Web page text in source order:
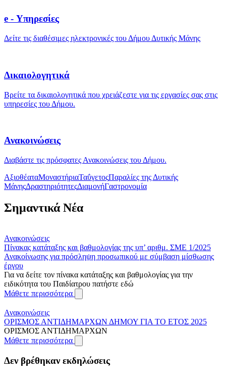
e - Υπηρεσίες
Δείτε τις διαθέσιμες ηλεκτρονικές του Δήμου Δυτικής Μάνης
Δικαιολογητικά
Βρείτε τα δικαιολογητικά που χρειάζεστε για τις εργασίες σας στις
υπηρεσίες του Δήμου.
Ανακοινώσεις
Διαβάστε τις πρόσφατες Ανακοινώσεις του Δήμου.
ΑξιοθέαταΜοναστήριαΤαΰγετοςΠαραλίες της Δυτικής
ΜάνηςΔραστηριότητεςΔιαμονήΓαστρονομία
Σημαντικά Νέα
Ανακοινώσεις
Πίνακας κατάταξης και βαθμολογίας της υπ’ αριθμ. ΣΜΕ 1/2025
Ανακοίνωσης για πρόσληψη προσωπικού με σύμβαση μίσθωσης
έργου
Για να δείτε τον πίνακα κατάταξης και βαθμολογίας για την
ειδικότητα του Παιδίατρου πατήστε εδώ
Μάθετε περισσότερα
Ανακοινώσεις
ΟΡΙΣΜΟΣ ΑΝΤΙΔΗΜΑΡΧΩΝ ΔΗΜΟΥ ΓΙΑ ΤΟ ΕΤΟΣ 2025
ΟΡΙΣΜΟΣ ΑΝΤΙΔΗΜΑΡΧΩΝ
Μάθετε περισσότερα
Δεν βρέθηκαν εκδηλώσεις